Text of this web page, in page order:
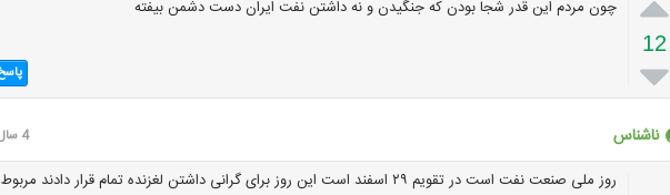
12

چون مردم این قدر شجا بودن که جنگیدن و نه داشتن نفت ایران دست دشمن بیفته
ناشناس 4 سال قبل
روز ملی صنعت نفت است در تقویم ۲۹ اسفند است این روز برای گرانی داشتن لغزنده تمام قرار دادند مربوط